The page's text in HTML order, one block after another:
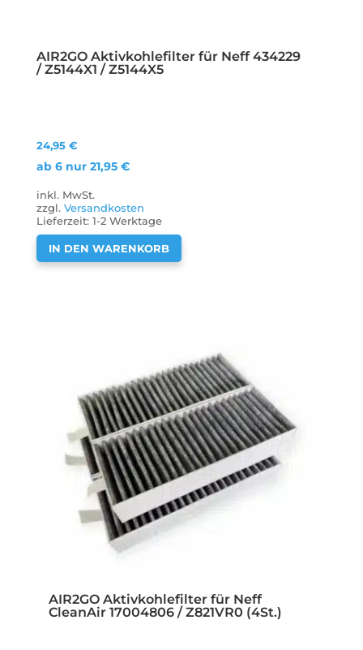
AIR2GO Aktivkohlefilter für Neff 434229
/ Z5144X1 / Z5144X5
24,95€
ab 6 nur21,95€
inkl. MwSt.
zzgl.Versandkosten
Lieferzeit:1-2 Werktage
IN DEN WARENKORB
AIR2GO Aktivkohlefilter für Neff
CleanAir 17004806 / Z821VR0 (4St.)